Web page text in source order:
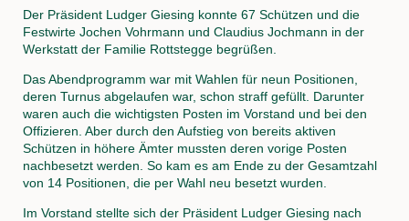
Der Präsident Ludger Giesing konnte 67 Schützen und die
Festwirte Jochen Vohrmann und Claudius Jochmann in der
Werkstatt der Familie Rottstegge begrüßen.
Das Abendprogramm war mit Wahlen für neun Positionen,
deren Turnus abgelaufen war, schon straff gefüllt. Darunter
waren auch die wichtigsten Posten im Vorstand und bei den
Offizieren. Aber durch den Aufstieg von bereits aktiven
Schützen in höhere Ämter mussten deren vorige Posten
nachbesetzt werden. So kam es am Ende zu der Gesamtzahl
von 14 Positionen, die per Wahl neu besetzt wurden.
Im Vorstand stellte sich der Präsident Ludger Giesing nach